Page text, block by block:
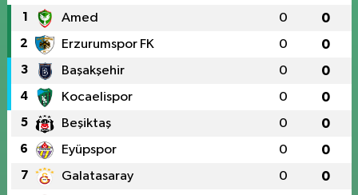
1 Amed 0 0
2 Erzurumspor FK 0 0
3 Başakşehir 0 0
4 Kocaelispor 0 0
5 Beşiktaş 0 0
6 Eyüpspor 0 0
7 Galatasaray 0 0